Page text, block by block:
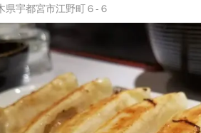
県宇都宮市江野町６-６